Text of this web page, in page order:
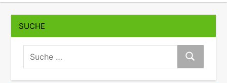
SUCHE
suche:
Suche